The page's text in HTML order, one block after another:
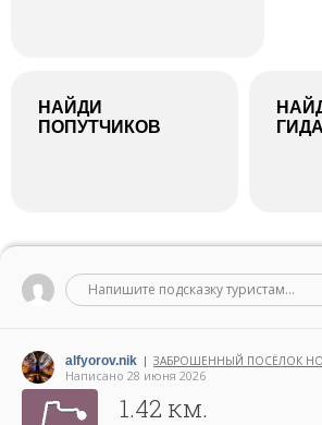
НАЙДИ
ПОПУТЧИКОВ
ГИДА
Напишите подсказку туристам...
alfyorov.nik | ЗАБРОШЕННЫЙ ПОСЁЛОК
Написано 28 июня 2026
1.42 км.